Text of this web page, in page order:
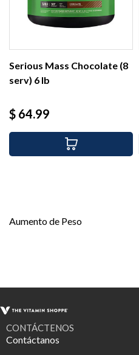
Serious Mass Chocolate (8
serv) 6 lb
Precio
$ 64.99
Aumento de Peso
CONTÁCTENOS
Contáctanos